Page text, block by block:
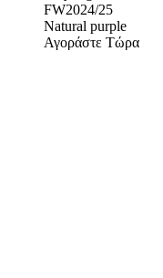
FW2024/25
Natural purple
Αγοράστε Τώρα